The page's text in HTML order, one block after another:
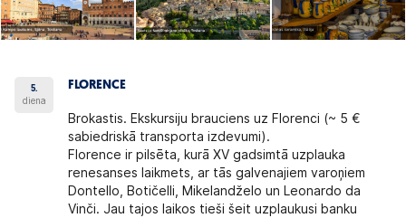
5.
diena
FLORENCE
Brokastis. Ekskursiju brauciens uz Florenci (~ 5 €
sabiedriskā transporta izdevumi).
Florence ir pilsēta, kurā XV gadsimtā uzplauka
renesanses laikmets, ar tās galvenajiem varoņiem
Dontello, Botičelli, Mikelandželo un Leonardo da
Vinči. Jau tajos laikos tieši šeit uzplaukusi banku